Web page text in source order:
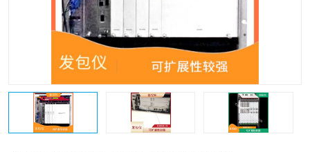
发包仪IXIA XGS2 思博伦Spirent SPT-9000A